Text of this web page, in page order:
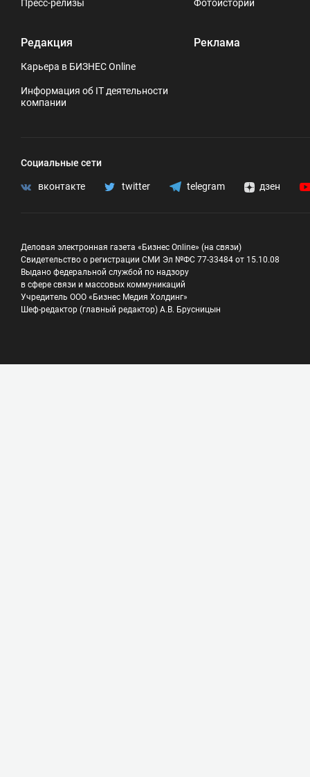
Пресс-релизы
Редакция
Карьера в БИЗНЕС Online
Информация об IT деятельности
компании
Фотоистории
Реклама
Социальные сети
вконтакте twitter telegram дзен
Деловая электронная газета «Бизнес Online» (на связи)
Свидетельство о регистрации СМИ Эл №ФС 77-33484 от 15.10.08
Выдано федеральной службой по надзору
в сфере связи и массовых коммуникаций
Учредитель ООО «Бизнес Медия Холдинг»
Шеф-редактор (главный редактор) А.В. Брусницын